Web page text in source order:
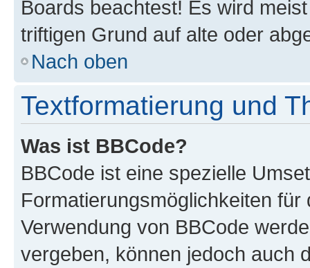
Boards beachtest! Es wird
triftigen Grund auf alte oder
Nach oben
Textformatierung und
Was ist BBCode?
BBCode ist eine spezielle
Formatierungsmöglichkeiten
Verwendung von BBCode
vergeben, können jedoch auch